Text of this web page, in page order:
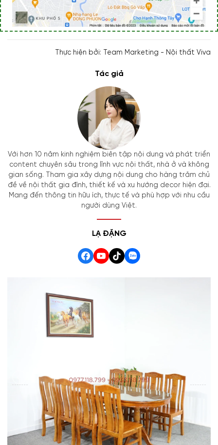
Thực hiện bởi: Team Marketing - Nội thất Viva
Tác giả
Với hơn 10 năm kinh nghiệm biên tập nội dung và phát triển
content chuyên sâu trong lĩnh vực nội thất, nhà ở và không
gian sống. Tham gia xây dựng nội dung cho hàng trăm chủ
đề về nội thất gia đình, thiết kế và xu hướng decor hiện đại.
Mang đến thông tin hữu ích, thực tế và phù hợp với nhu cầu
người dùng Việt.
LẠ ĐẶNG